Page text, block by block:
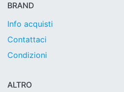
BRAND
Info acquisti
Contattaci
Condizioni
ALTRO